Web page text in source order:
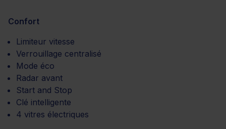
Confort
Limiteur vitesse
Verrouillage centralisé
Mode éco
Radar avant
Start and Stop
Clé intelligente
4 vitres électriques